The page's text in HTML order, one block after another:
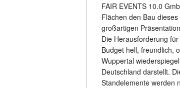
FAIR EVENTS 10.0
Flächen den Bau
großartigen
Die Herausforderung
Budget hell, freundlich,
Wuppertal
Deutschland darstellt.
Standelemente werden